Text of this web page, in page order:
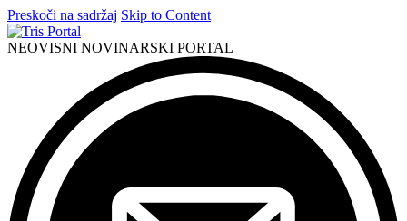
Preskoči na sadržaj Skip to Content
NEOVISNI NOVINARSKI PORTAL